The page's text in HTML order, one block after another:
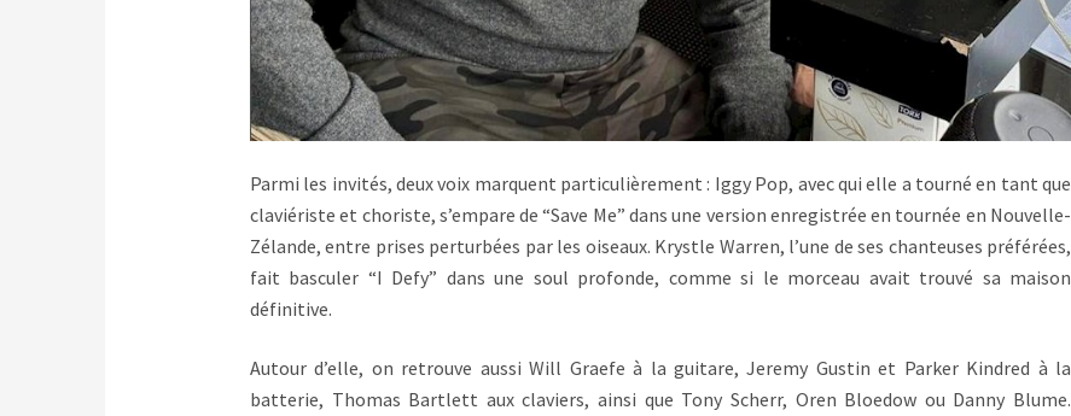
Parmi les invités, deux voix marquent particulièrement : Iggy Pop, avec qui elle a tourné en tant que
claviériste et choriste, s’empare de “Save Me” dans une version enregistrée en tournée en Nouvelle-
Zélande, entre prises perturbées par les oiseaux. Krystle Warren, l’une de ses chanteuses préférées,
fait basculer “I Defy” dans une soul profonde, comme si le morceau avait trouvé sa maison
définitive.
Autour d’elle, on retrouve aussi Will Graefe à la guitare, Jeremy Gustin et Parker Kindred à la
batterie, Thomas Bartlett aux claviers, ainsi que Tony Scherr, Oren Bloedow ou Danny Blume.